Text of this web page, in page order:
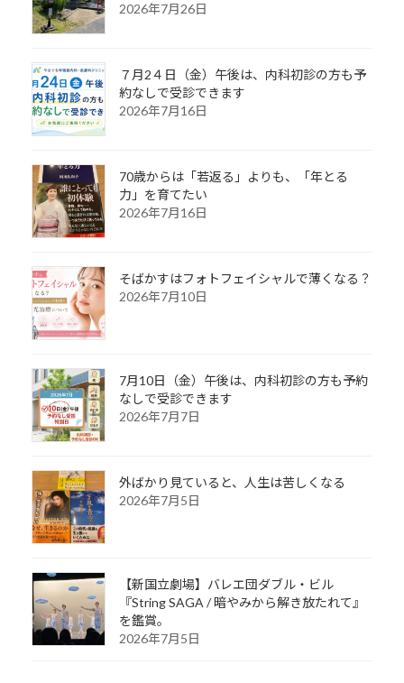
2026年7月26日
７月2４日（金）午後は、内科初診の方も予
約なしで受診できます
2026年7月16日
70歳からは「若返る」よりも、「年とる
力」を育てたい
2026年7月16日
そばかすはフォトフェイシャルで薄くなる？
2026年7月10日
7月10日（金）午後は、内科初診の方も予約
なしで受診できます
2026年7月7日
外ばかり見ていると、人生は苦しくなる
2026年7月5日
【新国立劇場】バレエ団ダブル・ビル
『String SAGA / 暗やみから解き放たれて』
を鑑賞。
2026年7月5日